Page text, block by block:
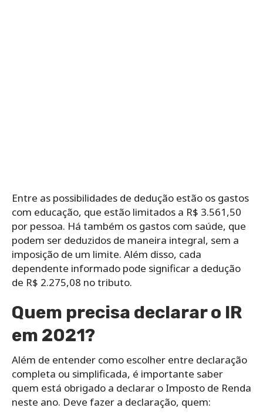
Entre as possibilidades de dedução estão os gastos
com educação, que estão limitados a R$ 3.561,50
por pessoa. Há também os gastos com saúde, que
podem ser deduzidos de maneira integral, sem a
imposição de um limite. Além disso, cada
dependente informado pode significar a dedução
de R$ 2.275,08 no tributo.
Quem precisa declarar o IR
em 2021?
Além de entender como escolher entre declaração
completa ou simplificada, é importante saber
quem está obrigado a declarar o Imposto de Renda
neste ano. Deve fazer a declaração, quem: